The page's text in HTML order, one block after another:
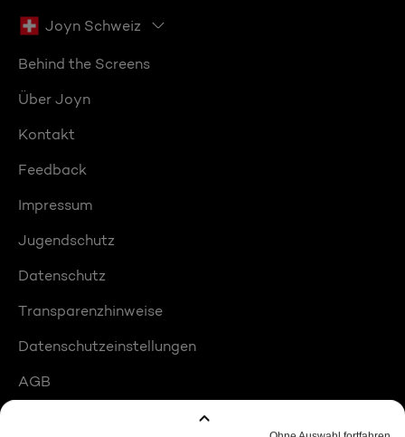
Joyn Schweiz
Behind the Screens
Über Joyn
Kontakt
Feedback
Impressum
Jugendschutz
Datenschutz
Transparenzhinweise
Datenschutzeinstellungen
AGB